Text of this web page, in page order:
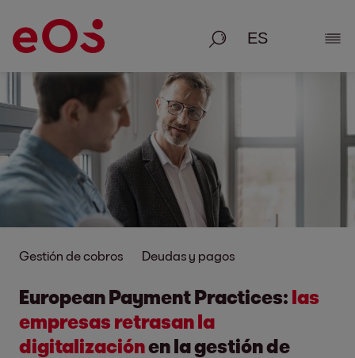
Busque en
Gestión de cobros Deudas y pagos
European Payment Practices: las
empresas retrasan la
digitalizaciónen la gestión de